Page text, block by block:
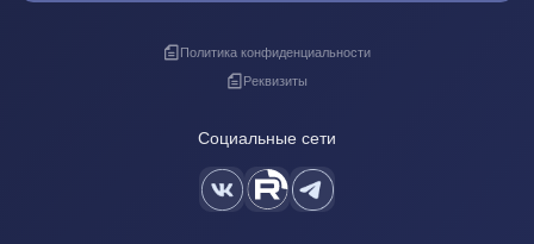
Политика конфиденциальности
Реквизиты
Социальные сети